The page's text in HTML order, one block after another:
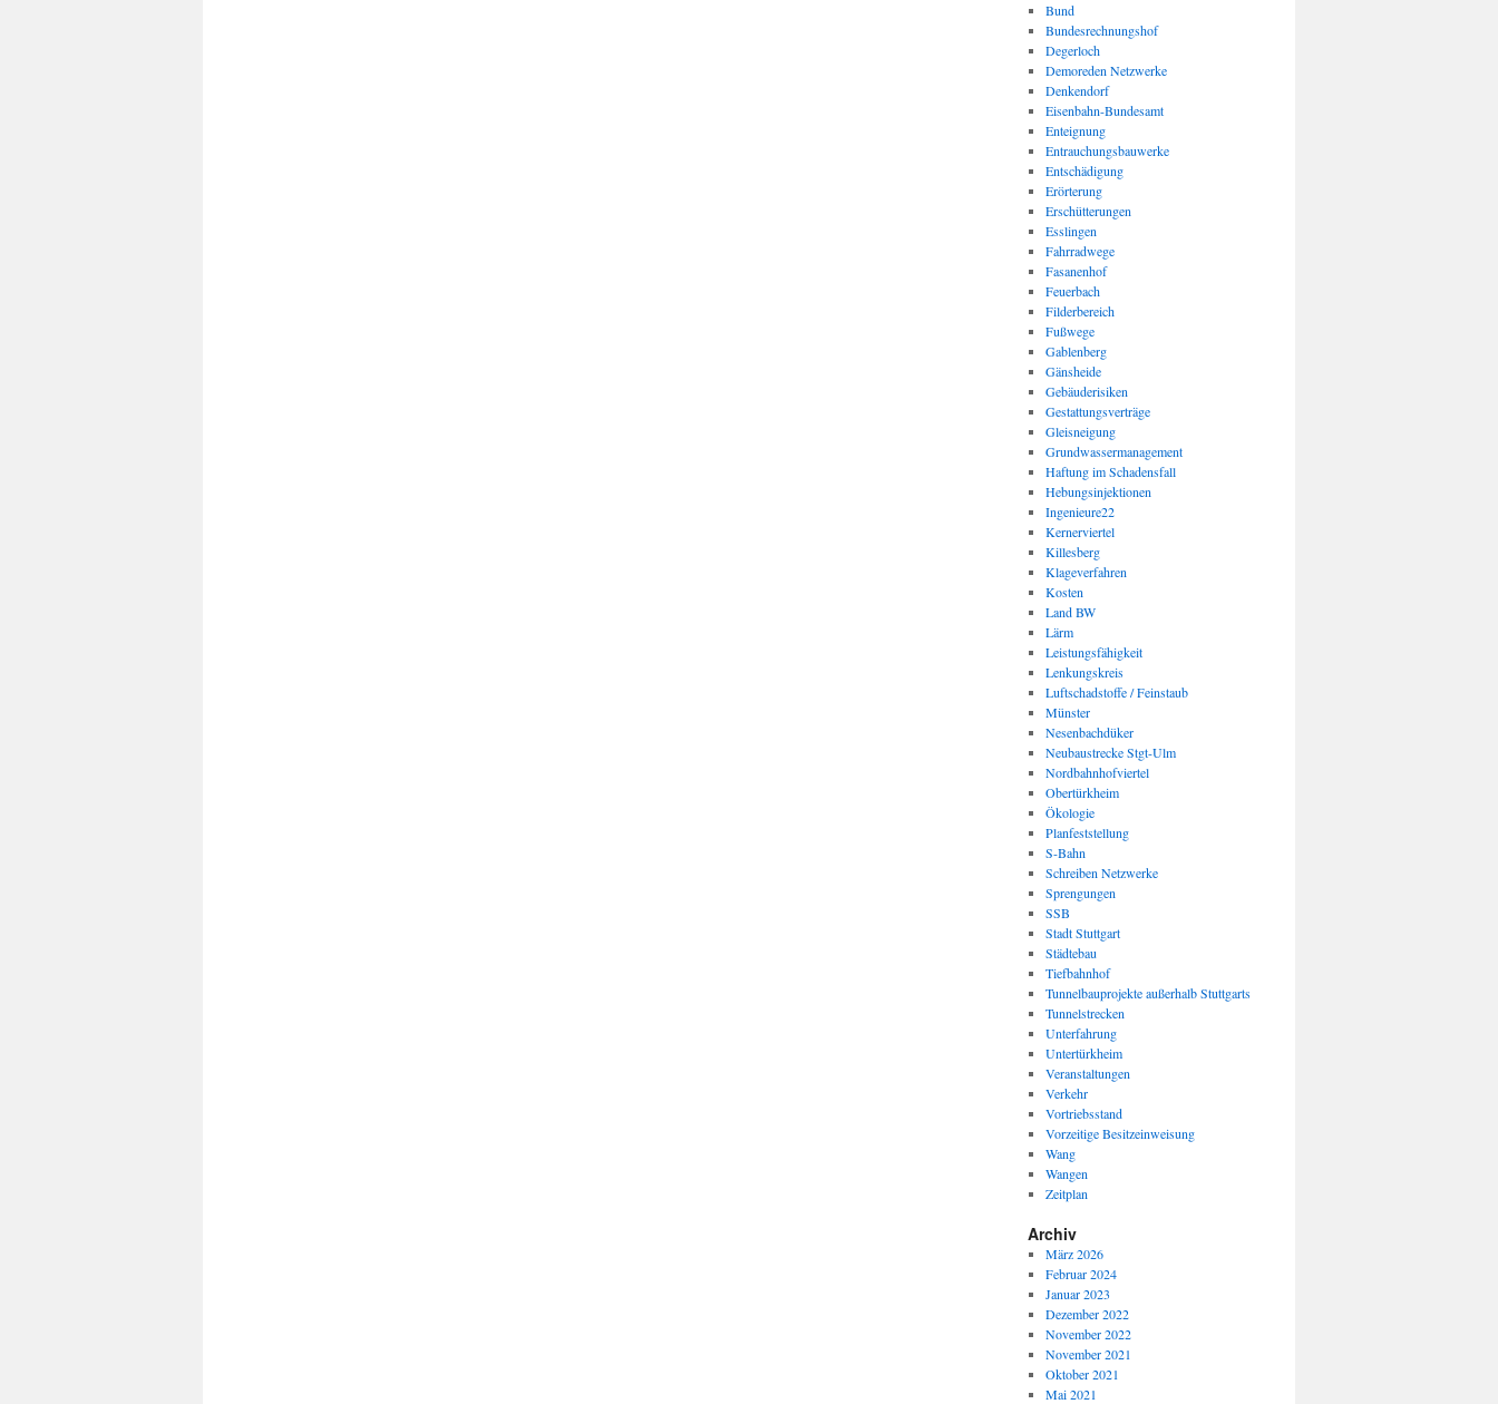
Bund
Bundesrechnungshof
Degerloch
Demoreden Netzwerke
Denkendorf
Eisenbahn-Bundesamt
Enteignung
Entrauchungsbauwerke
Entschädigung
Erörterung
Erschütterungen
Esslingen
Fahrradwege
Fasanenhof
Feuerbach
Filderbereich
Fußwege
Gablenberg
Gänsheide
Gebäuderisiken
Gestattungsverträge
Gleisneigung
Grundwassermanagement
Haftung im Schadensfall
Hebungsinjektionen
Ingenieure22
Kernerviertel
Killesberg
Klageverfahren
Kosten
Land BW
Lärm
Leistungsfähigkeit
Lenkungskreis
Luftschadstoffe / Feinstaub
Münster
Nesenbachdüker
Neubaustrecke Stgt-Ulm
Nordbahnhofviertel
Obertürkheim
Ökologie
Planfeststellung
S-Bahn
Schreiben Netzwerke
Sprengungen
SSB
Stadt Stuttgart
Städtebau
Tiefbahnhof
Tunnelbauprojekte außerhalb Stuttgarts
Tunnelstrecken
Unterfahrung
Untertürkheim
Veranstaltungen
Verkehr
Vortriebsstand
Vorzeitige Besitzeinweisung
Wang
Wangen
Zeitplan
Archiv
März 2026
Februar 2024
Januar 2023
Dezember 2022
November 2022
November 2021
Oktober 2021
Mai 2021